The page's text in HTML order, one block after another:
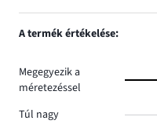
A termék értékelése:
Megegyezik a
méretezéssel
Túl nagy